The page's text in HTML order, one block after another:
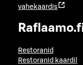
vahekaardis
Restoranid
Restoranid kaardil